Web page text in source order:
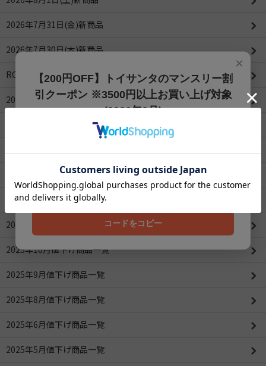
2026年7月31日(金)新商品
2026年7月30日(木)新商品
ROBOTIMEシリーズ
2026年4月値下げ商品一覧(更新：2026/04/16)
2026年3月値下げ商品一覧
2026年1月値下げ商品一覧
2025年12月値下げ商品一覧
2025年11月値下げ商品一覧
2025年10月値下げ商品一覧
2025年9月値下げ商品一覧
2025年8月値下げ商品一覧
2025年6月値下げ商品一覧
2025年5月値下げ商品一覧
×
【200円OFF】トイサンタのマンスリー割
引クーポン ※3500円以上お買い上げ対象
(2026年8月)
【200円OFFクーポン】3500円以上お買上げでご利用可能
です!! 8月1日～8月31日まで
202608
コードをコピー